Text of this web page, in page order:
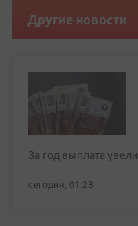
Другие новости
За год выплата
сегодня, 01:28